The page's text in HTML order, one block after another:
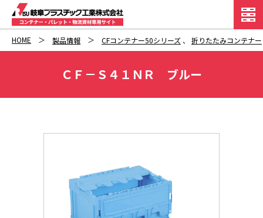
HOME 製品情報 CFコンテナー50シリーズ 、 折りたたみコンテナー
ＣＦ－Ｓ４１ＮＲ ブルー